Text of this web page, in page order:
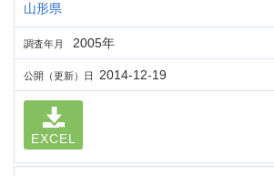
山形県
調査年月 2005年
公開（更新）日 2014-12-19
EXCEL